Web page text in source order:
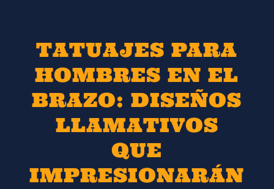
TATUAJES PARA
HOMBRES EN EL
BRAZO: DISEÑOS
LLAMATIVOS
QUE
IMPRESIONARÁN